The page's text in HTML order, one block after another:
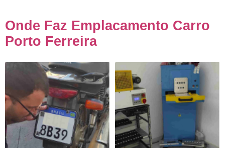
Onde Faz Emplacamento Carro
Porto Ferreira